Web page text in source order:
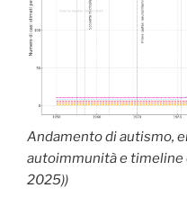
Andamento di autismo,
autoimmunità e timeline
2025))